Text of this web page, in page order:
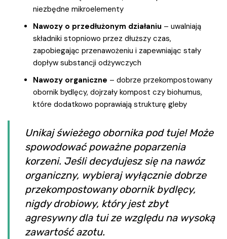
niezbędne mikroelementy
Nawozy o przedłużonym działaniu – uwalniają
składniki stopniowo przez dłuższy czas,
zapobiegając przenawożeniu i zapewniając stały
dopływ substancji odżywczych
Nawozy organiczne – dobrze przekompostowany
obornik bydlęcy, dojrzały kompost czy biohumus,
które dodatkowo poprawiają strukturę gleby
Unikaj świeżego obornika pod tuje! Może
spowodować poważne poparzenia
korzeni. Jeśli decydujesz się na nawóz
organiczny, wybieraj wyłącznie dobrze
przekompostowany obornik bydlęcy,
nigdy drobiowy, który jest zbyt
agresywny dla tui ze względu na wysoką
zawartość azotu.